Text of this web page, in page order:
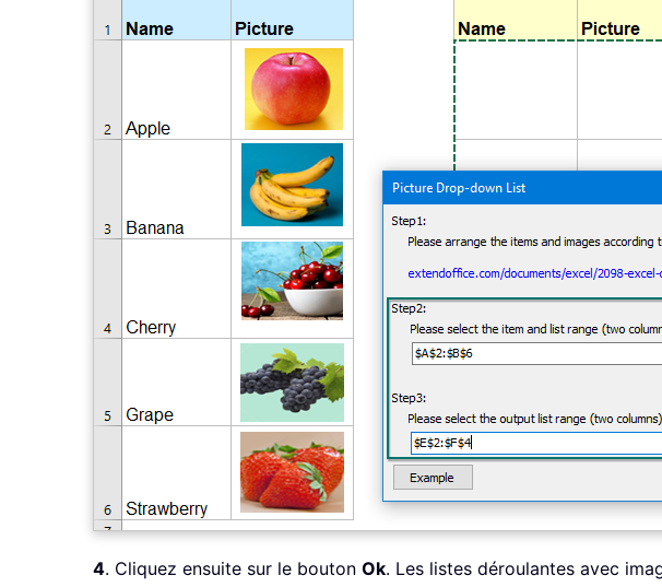
4. Cliquez ensuite sur le bouton Ok. Les listes déroulantes avec